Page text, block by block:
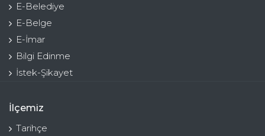
E-Belediye
E-Belge
E-İmar
Bilgi Edinme
İstek-Şikayet
İlçemiz
Tarihçe